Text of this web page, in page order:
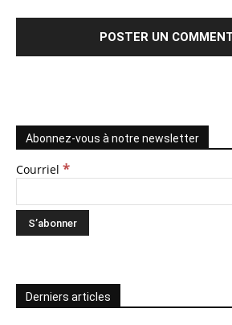
Abonnez-vous à notre newsletter
Courriel *
Derniers articles